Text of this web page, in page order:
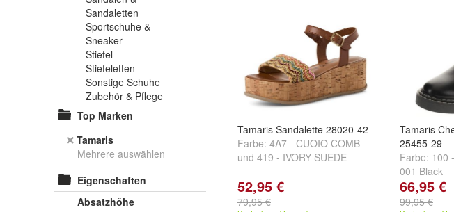
Sandaletten
Sportschuhe &
Sneaker
Stiefel
Stiefeletten
Sonstige Schuhe
Zubehör & Pflege
Top Marken
Tamaris
Mehrere auswählen
Eigenschaften
Absatzhöhe
Tamaris Sandalette 28020-42
Farbe: 4A7 - CUOIO COMB
und 419 - IVORY SUEDE
52,95 €
79,95 €
Tamaris
25455-29
Farbe: 100
001 Black
66,95 €
99,95 €